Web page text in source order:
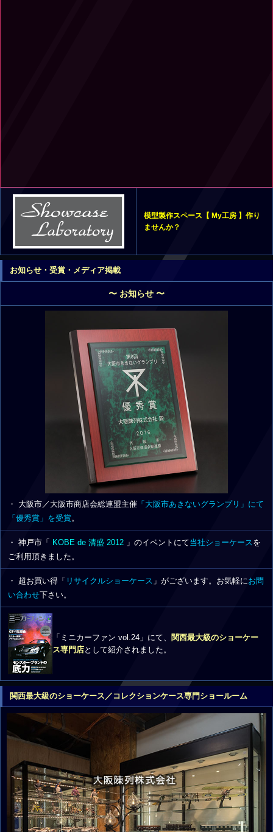
模型製作スペース【 My工房 】作り
ませんか？
お知らせ・受賞・メディア掲載
〜 お知らせ 〜
・ 大阪市／大阪市商店会総連盟主催 「大阪市あきないグランプリ」にて
「優秀賞」を受賞。
・ 神戸市「 KOBE de 清盛 2012 」のイベントにて当社ショーケースを
ご利用頂きました。
・ 超お買い得「 リサイクルショーケース 」がございます。お気軽にお問
い合わせ下さい。
「ミニカーファン vol.24」にて、
関西最大級のショーケー
ス専門店として紹介されました。
関西最大級のショーケース／コレクションケース専門ショールーム